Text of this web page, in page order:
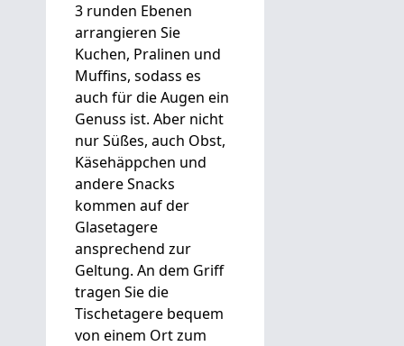
3 runden Ebenen
arrangieren Sie
Kuchen, Pralinen und
Muffins, sodass es
auch für die Augen ein
Genuss ist. Aber nicht
nur Süßes, auch Obst,
Käsehäppchen und
andere Snacks
kommen auf der
Glasetagere
ansprechend zur
Geltung. An dem Griff
tragen Sie die
Tischetagere bequem
von einem Ort zum